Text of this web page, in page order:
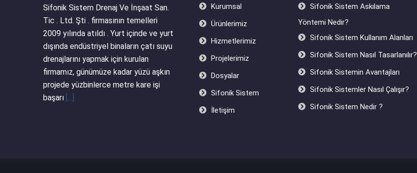
Sifonik Sistem Drenaj Ve İnşaat San.
Tic . Ltd. Şti . firmasının temelleri
2009 yılında atıldı . Yurt içinde ve yurt
dışında endüstriyel binaların çatı suyu
drenajlarını yapmak için kurulan
firmamız, günümüze kadar yüzü aşkın
projede yüzbinlerce metre kare işi
başarı [...]
Kurumsal
Ürünlerimiz
Hizmetlerimiz
Projelerimiz
Dosyalar
Sifonik Sistem
İletişim
Sifonik Sistem Askılama
Yöntemi Nedir?
Sifonik Sistem Kullanım Alanları
Sifonik Sistem Nasıl Tasarlanılır?
Sifonik Sistemin Avantajları
Sifonik Sistemler Nasıl Çalışır?
Sifonik Sistem Nedir ?